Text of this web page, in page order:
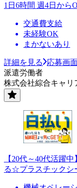
1日6時間 週4日から
交通費支給
未経験OK
まかないあり
詳細を見る
応募画
派遣労働者
株式会社綜合キャリ
【20代～40代活躍
る☆プラスチックシ